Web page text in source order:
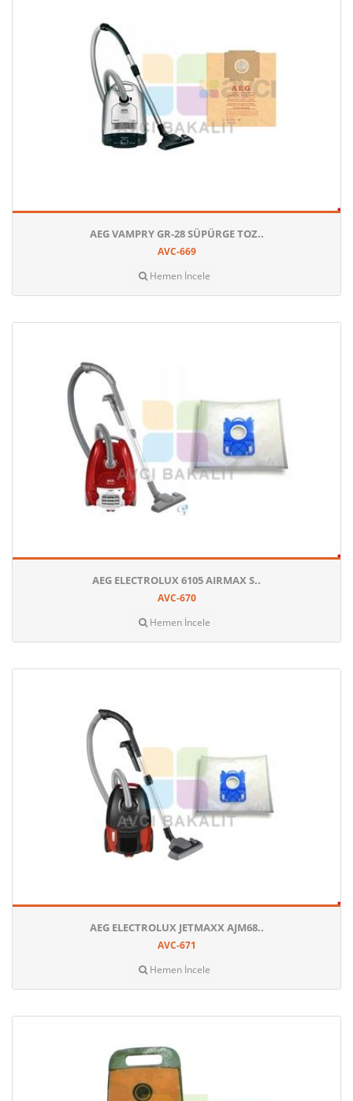
AEG VAMPRY GR-28 SÜPÜRGE TOZ..
AVC-669
Hemen İncele
AEG ELECTROLUX 6105 AIRMAX S..
AVC-670
Hemen İncele
AEG ELECTROLUX JETMAXX AJM68..
AVC-671
Hemen İncele